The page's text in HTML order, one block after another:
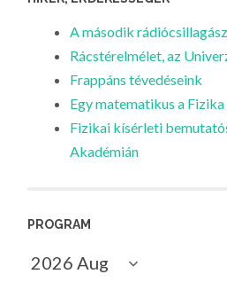
A második rádiócsillagász
Rácstérelmélet, az
Frappáns tévedéseink
Egy matematikus a
Fizikai kísérleti
Akadémián
PROGRAM